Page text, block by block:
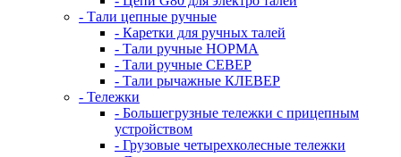
- Тали цепные ручные
- Каретки для ручных талей
- Тали ручные НОРМА
- Тали ручные СЕВЕР
- Тали рычажные КЛЕВЕР
- Тележки
- Большегрузные тележки с прицепным
устройством
- Грузовые четырехколесные тележки